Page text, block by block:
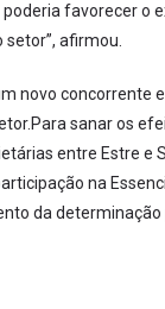
favorecer o
afirmou.
novo concorrente
sanar os
entre Estre e
na
da